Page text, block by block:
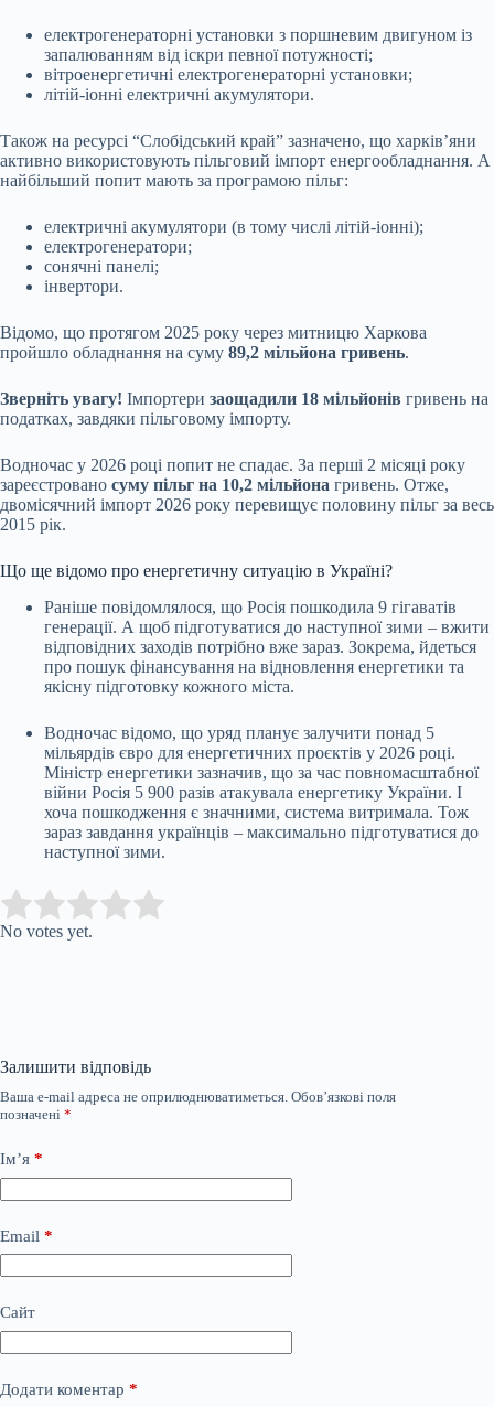
електрогенераторні установки з поршневим двигуном із
запалюванням від іскри певної потужності;
вітроенергетичні електрогенераторні установки;
літій-іонні електричні акумулятори.
Також на ресурсі “Слобідський край” зазначено, що харків’яни
активно використовують пільговий імпорт енергообладнання. А
найбільший попит мають за програмою пільг:
електричні акумулятори (в тому числі літій-іонні);
електрогенератори;
сонячні панелі;
інвертори.
Відомо, що протягом 2025 року через митницю Харкова
пройшло обладнання на суму 89,2 мільйона гривень.
Зверніть увагу! Імпортери заощадили 18 мільйонів гривень на
податках, завдяки пільговому імпорту.
Водночас у 2026 році попит не спадає. За перші 2 місяці року
зареєстровано суму пільг на 10,2 мільйона гривень. Отже,
двомісячний імпорт 2026 року перевищує половину пільг за весь
2015 рік.
Що ще відомо про енергетичну ситуацію в Україні?
Раніше повідомлялося, що Росія пошкодила 9 гігаватів
генерації. А щоб підготуватися до наступної зими – вжити
відповідних заходів потрібно вже зараз. Зокрема, йдеться
про пошук фінансування на відновлення енергетики та
якісну підготовку кожного міста.
Водночас відомо, що уряд планує залучити понад 5
мільярдів євро для енергетичних проєктів у 2026 році.
Міністр енергетики зазначив, що за час повномасштабної
війни Росія 5 900 разів атакувала енергетику України. І
хоча пошкодження є значними, система витримала. Тож
зараз завдання українців – максимально підготуватися до
наступної зими.
Rate this item:
No votes yet.
Залишити відповідь
Ваша e-mail адреса не оприлюднюватиметься. Обов’язкові поля
позначені *
Ім’я *
Email *
Сайт
Додати коментар *